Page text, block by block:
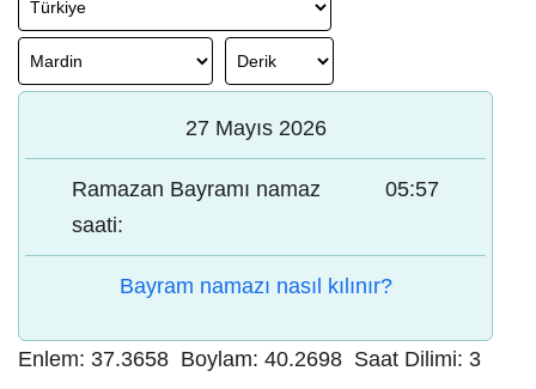
27 Mayıs 2026
Ramazan Bayramı namaz
saati:
05:57
Bayram namazı nasıl kılınır?
Enlem: 37.3658 Boylam: 40.2698 Saat Dilimi: 3